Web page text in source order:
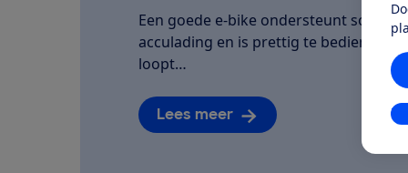
Een goede e-bike ondersteunt soepel,
acculading en is prettig te bedienen.
loopt…
Lees meer